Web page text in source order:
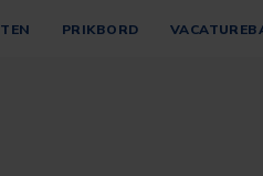
PRIKBORD